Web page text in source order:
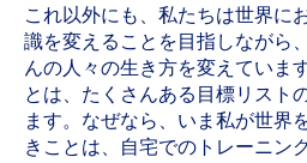
これ以外にも、私たちは世界に
識を変えることを目指しながら
んの人々の生き方を変えていま
とは、たくさんある目標リスト
ます。なぜなら、いま私が世界
きことは、自宅でのトレーニン